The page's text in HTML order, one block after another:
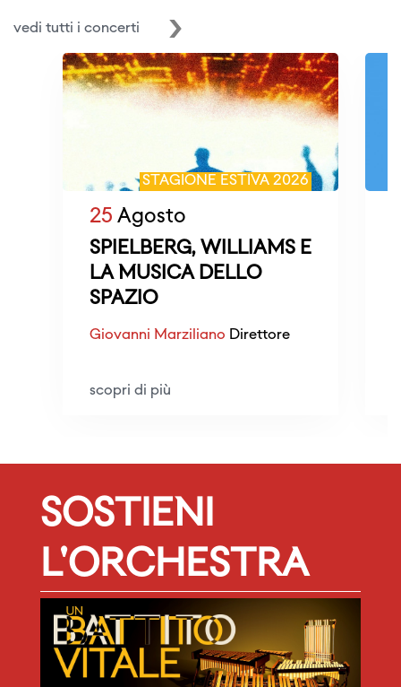
vedi tutti i concerti
STAGIONE ESTIVA 2026
25 Agosto
SPIELBERG, WILLIAMS E
LA MUSICA DELLO
SPAZIO
Giovanni Marziliano Direttore
scopri di più
SOSTIENI
L'ORCHESTRA